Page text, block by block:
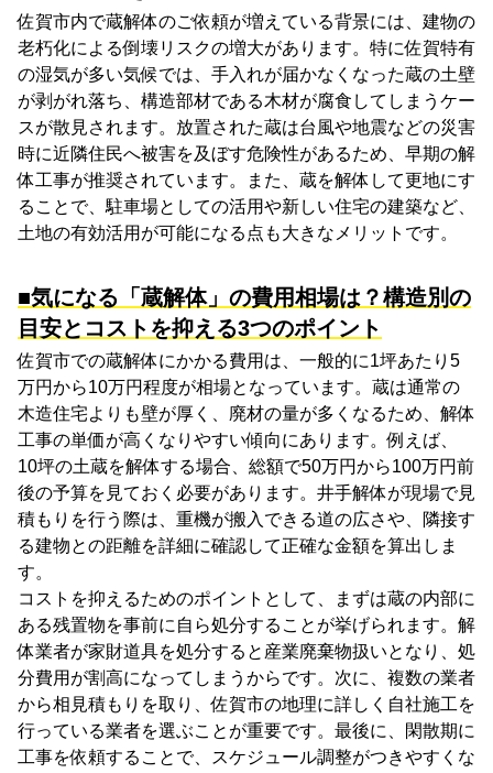
佐賀市内で蔵解体のご依頼が増えている背景には、建物の
老朽化による倒壊リスクの増大があります。特に佐賀特有
の湿気が多い気候では、手入れが届かなくなった蔵の土壁
が剥がれ落ち、構造部材である木材が腐食してしまうケー
スが散見されます。放置された蔵は台風や地震などの災害
時に近隣住民へ被害を及ぼす危険性があるため、早期の解
体工事が推奨されています。また、蔵を解体して更地にす
ることで、駐車場としての活用や新しい住宅の建築など、
土地の有効活用が可能になる点も大きなメリットです。
■気になる「蔵解体」の費用相場は？構造別の
目安とコストを抑える3つのポイント
佐賀市での蔵解体にかかる費用は、一般的に1坪あたり5
万円から10万円程度が相場となっています。蔵は通常の
木造住宅よりも壁が厚く、廃材の量が多くなるため、解体
工事の単価が高くなりやすい傾向にあります。例えば、
10坪の土蔵を解体する場合、総額で50万円から100万円前
後の予算を見ておく必要があります。井手解体が現場で見
積もりを行う際は、重機が搬入できる道の広さや、隣接す
る建物との距離を詳細に確認して正確な金額を算出しま
す。
コストを抑えるためのポイントとして、まずは蔵の内部に
ある残置物を事前に自ら処分することが挙げられます。解
体業者が家財道具を処分すると産業廃棄物扱いとなり、処
分費用が割高になってしまうからです。次に、複数の業者
から相見積もりを取り、佐賀市の地理に詳しく自社施工を
行っている業者を選ぶことが重要です。最後に、閑散期に
工事を依頼することで、スケジュール調整がつきやすくな